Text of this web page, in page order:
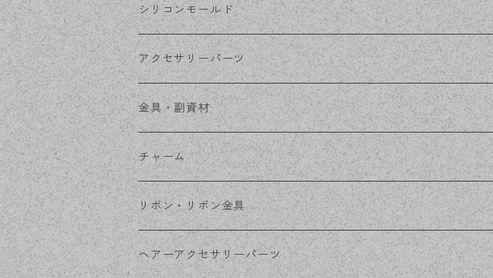
ステンレス・ゴールド
ノンホールピアス
ステンレスイヤリング
ステンレスチェーン
ステンレス金具
シリコンモールド
アクセサリーパーツ
デザイン丸カン
フレーム
コネクター
その他
金具・副資材
丸カン
ピン類
花座・ビーズキャップ
チャーム
金属
アクリル・プラ
リボン・リボン金具
リボン
ヘアーアクセサリーパーツ